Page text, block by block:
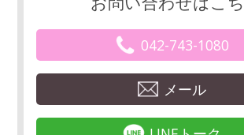
042-743-1080
メール